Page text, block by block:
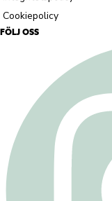
Cookiepolicy
FÖLJ OSS